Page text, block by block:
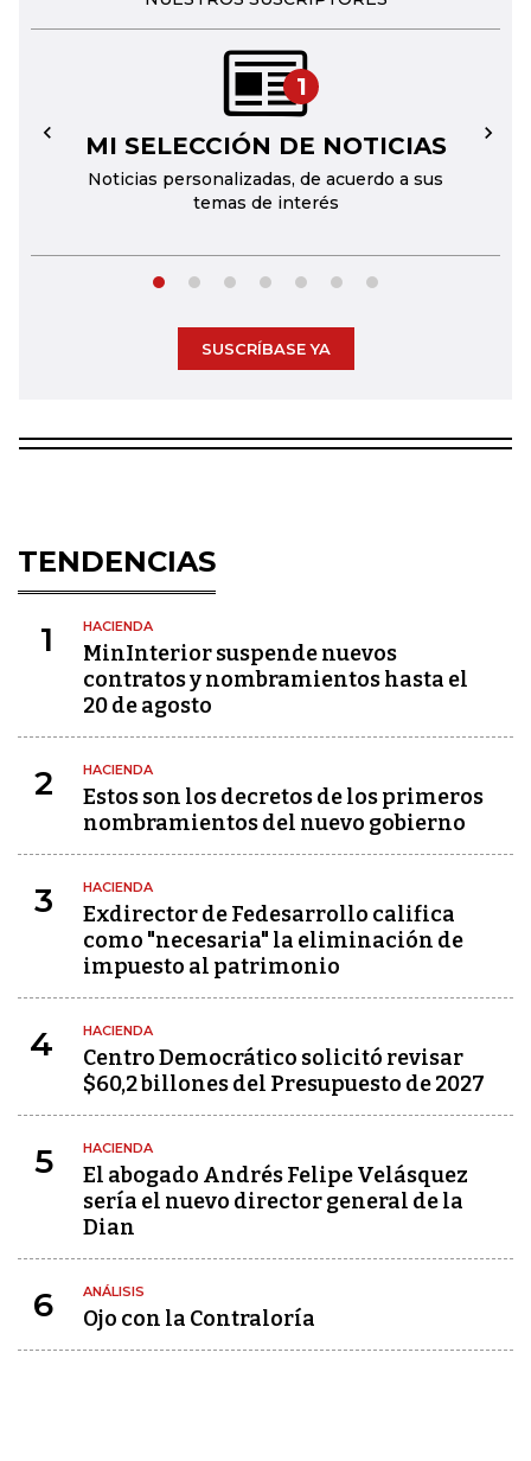
1
MI SELECCIÓN DE NOTICIAS
Noticias personalizadas, de acuerdo a sus
temas de interés
← →
SUSCRÍBASE YA
TENDENCIAS
1 HACIENDA
MinInterior suspende nuevos
contratos y nombramientos hasta el
20 de agosto
2 HACIENDA
Estos son los decretos de los primeros
nombramientos del nuevo gobierno
3 HACIENDA
Exdirector de Fedesarrollo califica
como "necesaria" la eliminación de
impuesto al patrimonio
4 HACIENDA
Centro Democrático solicitó revisar
$60,2 billones del Presupuesto de 2027
5 HACIENDA
El abogado Andrés Felipe Velásquez
sería el nuevo director general de la
Dian
6 ANÁLISIS
Ojo con la Contraloría